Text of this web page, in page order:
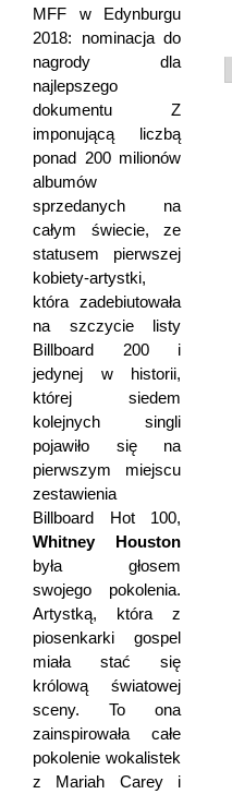
MFF w Edynburgu
2018: nominacja do
nagrody dla
najlepszego
dokumentu Z
imponującą liczbą
ponad 200 milionów
albumów
sprzedanych na
całym świecie, ze
statusem pierwszej
kobiety-artystki,
która zadebiutowała
na szczycie listy
Billboard 200 i
jedynej w historii,
której siedem
kolejnych singli
pojawiło się na
pierwszym miejscu
zestawienia
Billboard Hot 100,
Whitney Houston
była głosem
swojego pokolenia.
Artystką, która z
piosenkarki gospel
miała stać się
królową światowej
sceny. To ona
zainspirowała całe
pokolenie wokalistek
z Mariah Carey i